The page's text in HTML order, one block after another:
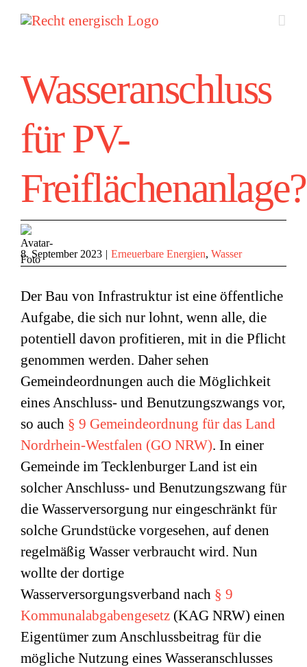
Zum
Inhalt
Wasseranschluss
für PV-
Freiflächenanlage?
8. September 2023 | Erneuerbare Energien, Wasser
Der Bau von Infrastruktur ist eine öffentliche
Aufgabe, die sich nur lohnt, wenn alle, die
potentiell davon profitieren, mit in die Pflicht
genommen werden. Daher sehen
Gemeindeordnungen auch die Möglichkeit
eines Anschluss- und Benutzungszwangs vor,
so auch § 9 Gemeindeordnung für das Land
Nordrhein-Westfalen (GO NRW). In einer
Gemeinde im Tecklenburger Land ist ein
solcher Anschluss- und Benutzungszwang für
die Wasserversorgung nur eingeschränkt für
solche Grundstücke vorgesehen, auf denen
regelmäßig Wasser verbraucht wird. Nun
wollte der dortige
Wasserversorgungsverband nach § 9
Kommunalabgabengesetz (KAG NRW) einen
Eigentümer zum Anschlussbeitrag für die
mögliche Nutzung eines Wasseranschlusses